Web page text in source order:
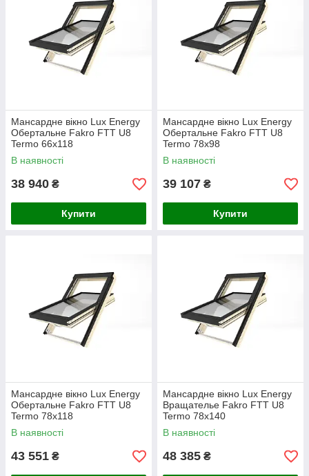
будівництва,що підтверджує сертифікат Passive House.
Застосування комплексного рішення гарантує забезпечення
енергозберігаючих функцій вікна
і дозволяєзапобігти
втратам тепла та зменшити витрати на обігрівання
Мансардне вікно Lux Energy
Обертальне Fakro FTT U8
Termo 66x118
В наявності
38 940 ₴
Купити
Мансардне вікно Lux Energy
Обертальне Fakro FTT U8
Termo 78х98
В наявності
39 107 ₴
Купити
Мансардне вікно Lux Energy
Обертальне Fakro FTT U8
Termo 78х118
В наявності
43 551 ₴
Мансардне вікно Lux Energy
Вращателье Fakro FTT U8
Termo 78х140
В наявності
48 385 ₴